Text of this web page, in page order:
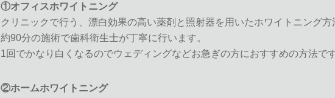
①オフィスホワイトニング
クリニックで行う、漂白効果の高い薬剤と照射器を用いたホワイトニング方
約90分の施術で歯科衛生士が丁寧に行います。
1回でかなり白くなるのでウェディングなどお急ぎの方におすすめの方法です
②ホームホワイトニング